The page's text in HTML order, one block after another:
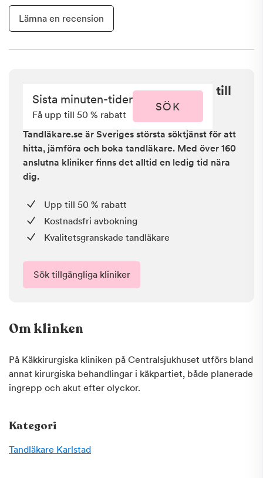
Lämna en recension
Sista minuten i Karlstad - få upp till
50 % rabatt
Tandläkare.se är Sveriges största söktjänst för att
hitta, jämföra och boka tandläkare. Med över 160
anslutna kliniker finns det alltid en ledig tid nära
dig.
Upp till 50 % rabatt
Kostnadsfri avbokning
Kvalitetsgranskade tandläkare
Sök tillgängliga kliniker
Sista minuten-tider
Få upp till 50 % rabatt
SÖK
Om klinken
På Käkkirurgiska kliniken på Centralsjukhuset utförs bland
annat kirurgiska behandlingar i käkpartiet, både planerade
ingrepp och akut efter olyckor.
Kategori
Tandläkare Karlstad